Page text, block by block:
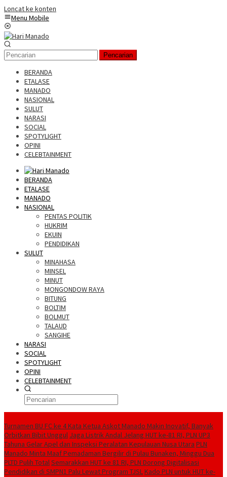
Loncat ke konten
Menu Mobile
Pencarian
BERANDA
ETALASE
MANADO
NASIONAL
SULUT
NARASI
SOCIAL
SPOTYLIGHT
OPINI
CELEBTAINMENT
BERANDA
ETALASE
MANADO
NASIONAL
PENTAS POLITIK
HUKRIM
EKUIN
PENDIDIKAN
SULUT
MINAHASA
MINSEL
MINUT
MONGONDOW RAYA
BITUNG
BOLTIM
BOLMUT
TALAUD
SANGIHE
NARASI
SOCIAL
SPOTYLIGHT
OPINI
CELEBTAINMENT
Turnamen BU FC ke 4 Kata Ketua Askot Manado Makin Inovatif, Banyak
Orbitkan Bibit Unggul Jaga Listrik Andal Jelang HUT ke-81 RI, PLN UP3
Tahuna Gelar Apel dan Inspeksi Peralatan Kepulauan Nusa Utara PLN
Manado Minta Maaf Pemadaman Bergilir di Pulau Bunaken, Minggu Dua
PLTD Pulih TotalSemarakkan HUT ke 81 RI, PLN Dorong Digitalisasi
Pendidikan di SMPN1 Palu Lewat Program TJSLKado PLN untuk HUT ke-